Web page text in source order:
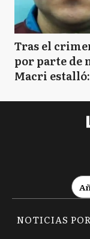
Tras el
por parte de
Macri estalló:
NOTICIAS